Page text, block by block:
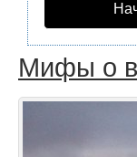
Мифы о